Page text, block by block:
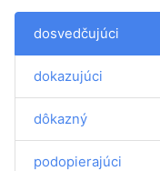
dosvedčujúci
dokazujúci
dôkazný
podopierajúci